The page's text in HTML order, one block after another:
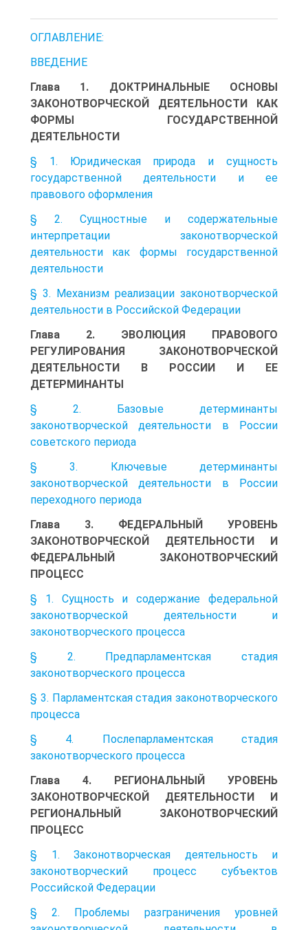
ОГЛАВЛЕНИЕ:
ВВЕДЕНИЕ
Глава 1. ДОКТРИНАЛЬНЫЕ ОСНОВЫ
ЗАКОНОТВОРЧЕСКОЙ ДЕЯТЕЛЬНОСТИ КАК
ФОРМЫ ГОСУДАРСТВЕННОЙ
ДЕЯТЕЛЬНОСТИ
§ 1. Юридическая природа и сущность
государственной деятельности и ее
правового оформления
§ 2. Сущностные и содержательные
интерпретации законотворческой
деятельности как формы государственной
деятельности
§ 3. Механизм реализации законотворческой
деятельности в Российской Федерации
Глава 2. ЭВОЛЮЦИЯ ПРАВОВОГО
РЕГУЛИРОВАНИЯ ЗАКОНОТВОРЧЕСКОЙ
ДЕЯТЕЛЬНОСТИ В РОССИИ И ЕЕ
ДЕТЕРМИНАНТЫ
§ 2. Базовые детерминанты
законотворческой деятельности в России
советского периода
§ 3. Ключевые детерминанты
законотворческой деятельности в России
переходного периода
Глава 3. ФЕДЕРАЛЬНЫЙ УРОВЕНЬ
ЗАКОНОТВОРЧЕСКОЙ ДЕЯТЕЛЬНОСТИ И
ФЕДЕРАЛЬНЫЙ ЗАКОНОТВОРЧЕСКИЙ
ПРОЦЕСС
§ 1. Сущность и содержание федеральной
законотворческой деятельности и
законотворческого процесса
§ 2. Предпарламентская стадия
законотворческого процесса
§ 3. Парламентская стадия законотворческого
процесса
§ 4. Послепарламентская стадия
законотворческого процесса
Глава 4. РЕГИОНАЛЬНЫЙ УРОВЕНЬ
ЗАКОНОТВОРЧЕСКОЙ ДЕЯТЕЛЬНОСТИ И
РЕГИОНАЛЬНЫЙ ЗАКОНОТВОРЧЕСКИЙ
ПРОЦЕСС
§ 1. Законотворческая деятельность и
законотворческий процесс субъектов
Российской Федерации
§ 2. Проблемы разграничения уровней